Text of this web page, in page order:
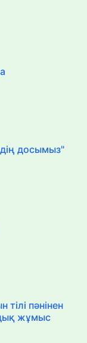
досымыз"
пәнінен
жұмыс